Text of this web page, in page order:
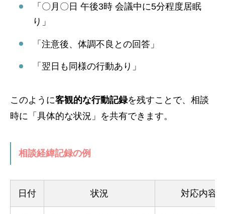
「〇月〇日 午後3時 会議中に5分程度居眠
り」
「注意後、体調不良との回答」
「翌日も同様の行動あり」
このように客観的な行動記録を残すことで、相談
時に「具体的な状況」を共有できます。
相談経緯記録の例
日付 状況 対応内容